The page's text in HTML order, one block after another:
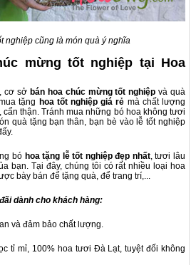
nghiệp cũng là món quà ý nghĩa
mừng tốt nghiệp tại Hoa
cơ sở bán hoa chúc mừng tốt nghiệp và quà
tặng hoa tốt nghiệp giá rẻ mà chất lượng
thận. Tránh mua những bó hoa không tươi
quà tặng bạn thân, bạn bè vào lễ tốt nghiệp
bó hoa tặng lễ tốt nghiệp đẹp nhất, tươi lâu
bạn. Tại đây, chúng tôi có rất nhiều loại hoa
bày bán để tặng quà, để trang trí,...
dành cho khách hàng:
và đảm bảo chất lượng.
tỉ mỉ, 100% hoa tươi Đà Lạt, tuyệt đối không